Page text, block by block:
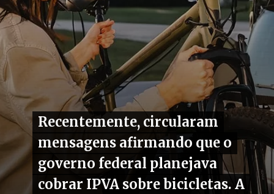
Recentemente, circularam
mensagens afirmando que o
governo federal planejava
cobrar IPVA sobre bicicletas. A
Recentemente, circularam
mensagens afirmando que o
governo federal planejava
cobrar IPVA sobre bicicletas. A